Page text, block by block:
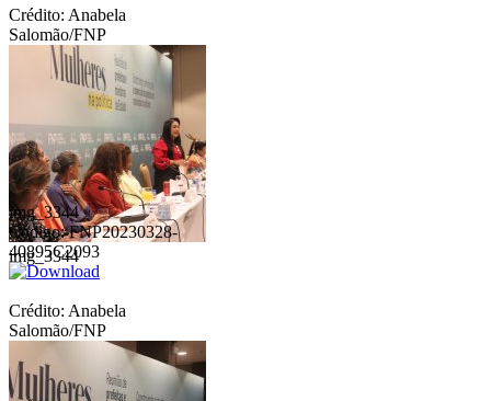
Crédito: Anabela
Salomão/FNP
img_3344
img_3344
Código: FNP20230328-
40895C2093
Crédito: Anabela
Salomão/FNP